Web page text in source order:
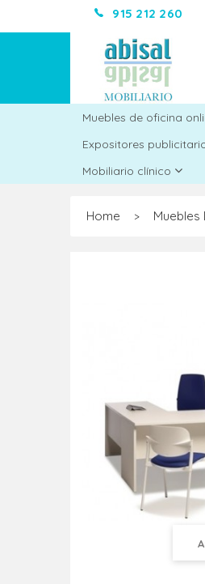
915 212 260
Muebles de oficina
Expositores
Mobiliario clínico
Home > Muebles